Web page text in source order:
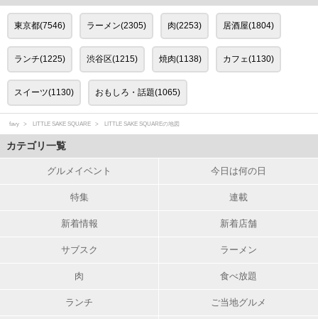
東京都(7546) ラーメン(2305) 肉(2253) 居酒屋(1804)
ランチ(1225) 渋谷区(1215) 焼肉(1138) カフェ(1130)
スイーツ(1130) おもしろ・話題(1065)
favy LITTLE SAKE SQUARE LITTLE SAKE SQUAREの地図
カテゴリ一覧
グルメイベント 今日は何の日
特集 連載
新着情報 新着店舗
サブスク ラーメン
肉 食べ放題
ランチ ご当地グルメ